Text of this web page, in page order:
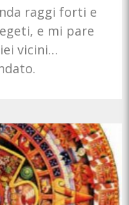
raggi forti e
e mi pare
vicini…